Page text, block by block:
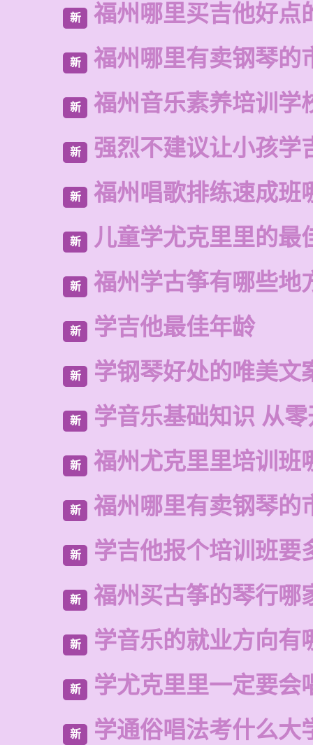
新 福州哪里买吉他好点
新 福州哪里有卖钢琴的
新 福州音乐素养培训学
新 强烈不建议让小孩学
新 福州唱歌排练速成班
新 儿童学尤克里里的最
新 福州学古筝有哪些地
新 学吉他最佳年龄
新 学钢琴好处的唯美文
新 学音乐基础知识 从
新 福州尤克里里培训班
新 福州哪里有卖钢琴的
新 学吉他报个培训班要
新 福州买古筝的琴行哪
新 学音乐的就业方向有
新 学尤克里里一定要会
新 学通俗唱法考什么大